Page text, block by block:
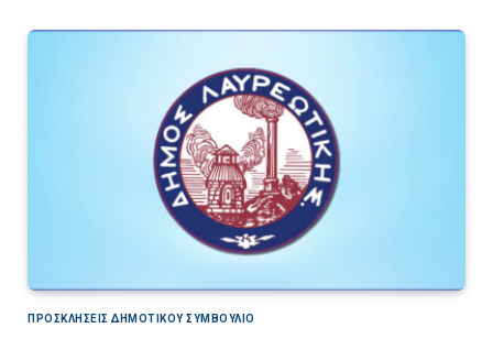
ΠΡΟΣΚΛΉΣΕΙΣ ΔΗΜΟΤΙΚΟΎ ΣΥΜΒΟΎΛΙΟ